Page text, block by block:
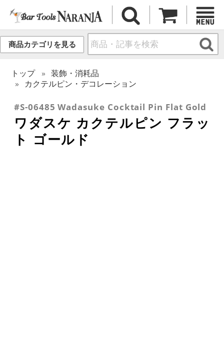
商品カテゴリを見る
トップ
装飾・消耗品
カクテルピン・デコレーション
#S-06485 Wadasuke Cocktail Pin Flat Gold
ワダスケ カクテルピン フラッ
ト ゴールド